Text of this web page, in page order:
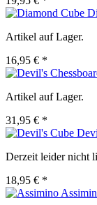
Artikel auf Lager.
16,95 € *
Artikel auf Lager.
31,95 € *
Derzeit leider nicht
18,95 € *